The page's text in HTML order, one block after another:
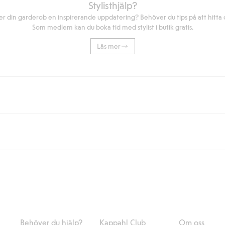
Stylisthjälp?
din garderob en inspirerande uppdatering? Behöver du tips på att hitta
Som medlem kan du boka tid med stylist i butik gratis.
Läs mer
du handlar för över 500kr med leverans till ombud eller paketbox
Behöver du hjälp? Kappahl Club Om oss